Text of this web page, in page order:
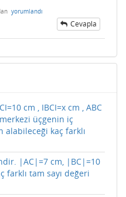
yorumlandı
Cevapla
cm , IBCI=x cm , ABC
üçgenin iç
alabileceği kaç farklı
|AC|=7 cm, |BC|=10
tam sayı değeri